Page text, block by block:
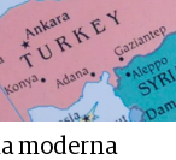
moderna